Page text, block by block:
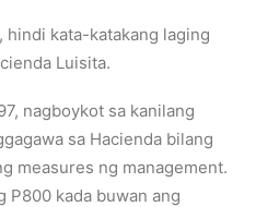
hindi kata-katakang laging
Luisita.
nagboykot sa kanilang
sa Hacienda bilang
measures ng management.
P800 kada buwan ang